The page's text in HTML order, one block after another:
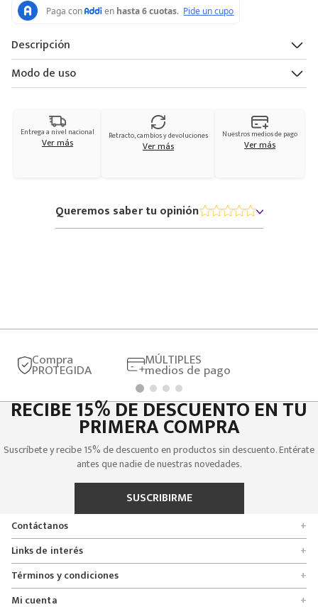
Descripción
Modo de uso
Entrega a nivel nacional
Ver más Retracto, cambios y devoluciones
Ver más
Nuestros medios de pago
Ver más
Queremos saber tu opinión
Compra
PROTEGIDA
MÚLTIPLES
medios de pago
RECIBE 15% DE DESCUENTO EN TU
PRIMERA COMPRA
Suscríbete y recibe 15% de descuento en productos sin descuento. Entérate
antes que nadie de nuestras novedades.
SUSCRIBIRME
Contáctanos
+
Encuentra tu tienda
Formulario de solicitudes
Servicio al cliente
Links de interés +
Quienes somos
Políticas de entrega, cambio y devolución
Políticas de privacidad
Términos y condiciones +
Promociones
Mi cuenta +